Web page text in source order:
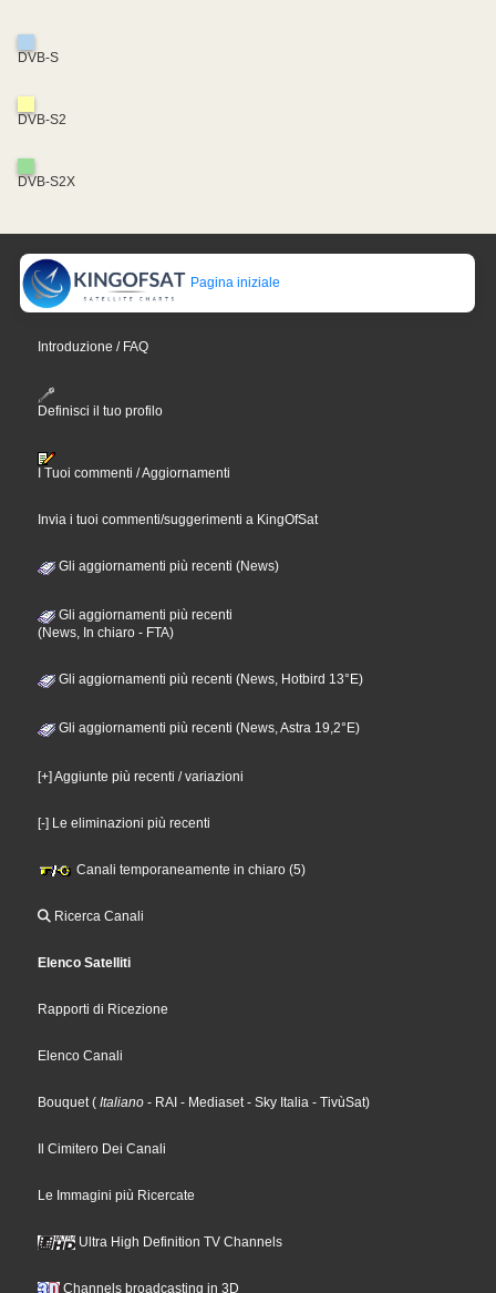
DVB-S
DVB-S2
DVB-S2X
Pagina iniziale
Introduzione / FAQ
Definisci il tuo profilo
I Tuoi commenti / Aggiornamenti
Invia i tuoi commenti/suggerimenti a KingOfSat
Gli aggiornamenti più recenti (News)
Gli aggiornamenti più recenti
(News, In chiaro - FTA)
Gli aggiornamenti più recenti (News, Hotbird 13°E)
Gli aggiornamenti più recenti (News, Astra 19,2°E)
[+] Aggiunte più recenti / variazioni
[-] Le eliminazioni più recenti
Canali temporaneamente in chiaro (5)
Ricerca Canali
Elenco Satelliti
Rapporti di Ricezione
Elenco Canali
Bouquet ( Italiano - RAI - Mediaset - Sky Italia - TivùSat)
Il Cimitero Dei Canali
Le Immagini più Ricercate
Ultra High Definition TV Channels
Channels broadcasting in 3D